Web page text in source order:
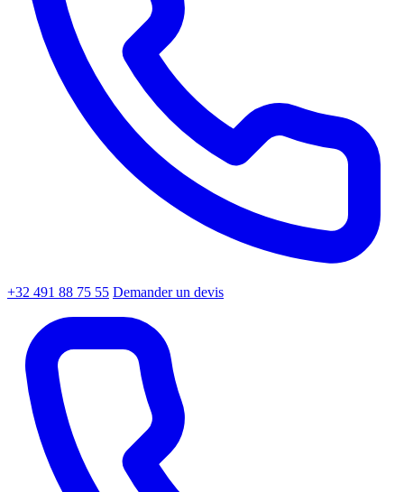
+32 491 88 75 55 Demander un devis